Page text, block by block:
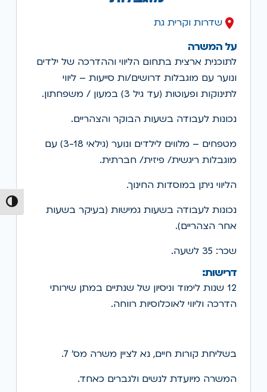
שדרות וקרית גת
על המשרה
לתוכנית ארצית בתחום הליווי וההדרכה של ילדים
ונוער עם מוגבלות דרושים/ות סייעות – ליווי
לתינוקות ופעוטות (עד גיל 3) במעון / משפחתון.
נכונות לעבודה בשעות הבוקר והצהריים.
מטפחים – מלווים לילדים ונוער (גילאי 3-18) עם
מוגבלות ריגשית/ פיזית/ חברתית.
הליווי ניתן במוסדות החינוך.
נכונות לעבודה בשעות גמישות (בעיקר בשעות
אחר הצהריים).
שכר: 35 לשעה.
דרישות:
12 שנות לימוד וניסיון של שנתיים במתן שירותי
הדרכה וליווי לאוכלוסיות רווחה.
בשליחת קורות חיים, נא לציין משרה מס' 7.
המשרה מיועדת לנשים ולגברים כאחד.